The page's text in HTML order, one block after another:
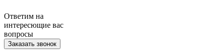
Ответим на
интересющие вас
вопросы
Заказать звонок